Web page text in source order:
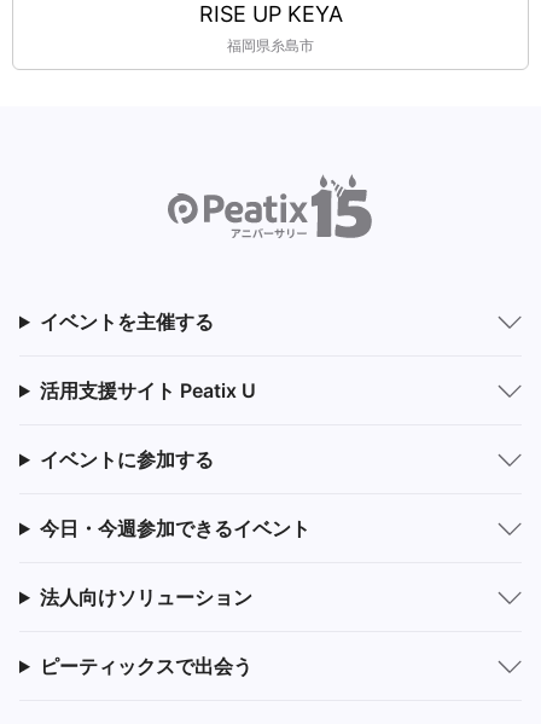
RISE UP KEYA
福岡県糸島市
イベントを主催する
活用支援サイト Peatix U
イベントに参加する
今日・今週参加できるイベント
法人向けソリューション
ピーティックスで出会う